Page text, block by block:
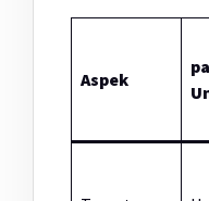
Aspek